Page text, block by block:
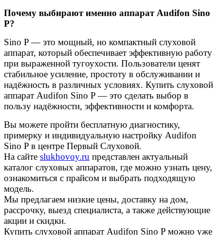
Почему выбирают именно аппарат Audifon Sino
P?
Sino P — это мощный, но компактный слуховой
аппарат, который обеспечивает эффективную работу
при выраженной тугоухости. Пользователи ценят
стабильное усиление, простоту в обслуживании и
надёжность в различных условиях. Купить слуховой
аппарат Audifon Sino P — это сделать выбор в
пользу надёжности, эффективности и комфорта.
Вы можете пройти бесплатную диагностику,
примерку и индивидуальную настройку Audifon
Sino P в центре Первый Слуховой.
На сайте slukhovoy.ru представлен актуальный
каталог слуховых аппаратов, где можно узнать цену,
ознакомиться с прайсом и выбрать подходящую
модель.
Мы предлагаем низкие цены, доставку на дом,
рассрочку, выезд специалиста, а также действующие
акции и скидки.
Купить слуховой аппарат Audifon Sino P можно уже